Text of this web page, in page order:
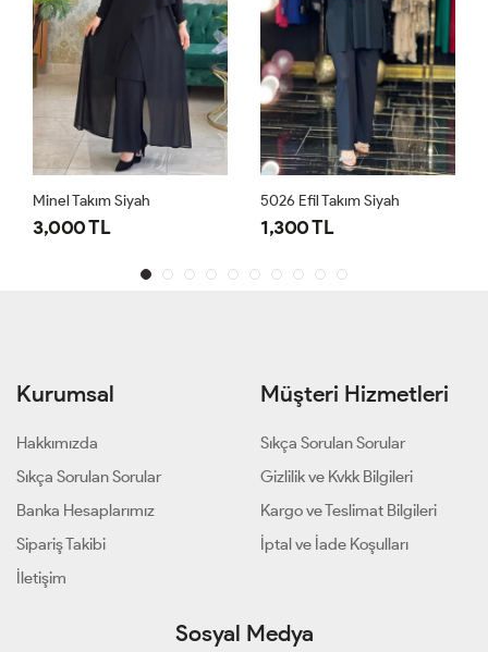
Minel Takım Siyah
3,000 TL
5026 Efil Takım Siyah
1,300 TL
Kurumsal
Hakkımızda
Sıkça Sorulan Sorular
Banka Hesaplarımız
Sipariş Takibi
İletişim
Müşteri Hizmetleri
Sıkça Sorulan Sorular
Gizlilik ve Kvkk Bilgileri
Kargo ve Teslimat Bilgileri
İptal ve İade Koşulları
Sosyal Medya